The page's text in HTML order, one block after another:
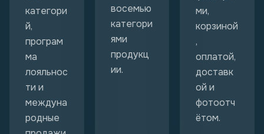
категори
й,
програм
ма
лояльнос
ти и
междуна
родные
восемью
категори
ями
продукц
ии.
ми,
корзиной
,
оплатой,
доставк
ой и
фотоотч
ётом.